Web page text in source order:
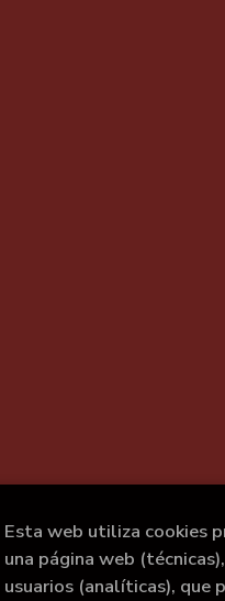
Esta web utiliza cookies
una página web
usuarios (analíticas), que